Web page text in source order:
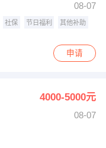
08-07
社保 节日福利 其他补助
申请
4000-5000元
08-07